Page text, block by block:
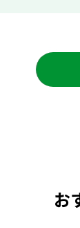
お